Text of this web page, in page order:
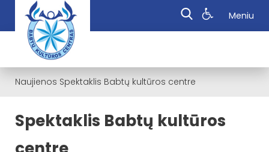
Meniu
Naujienos Spektaklis Babtų kultūros centre
Spektaklis Babtų kultūros